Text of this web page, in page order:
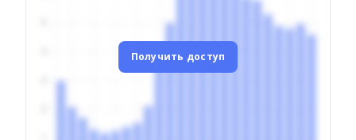
Получить доступ